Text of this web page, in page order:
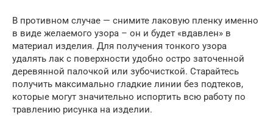
В противном случае — снимите лаковую пленку именно
в виде желаемого узора – он и будет «вдавлен» в
материал изделия. Для получения тонкого узора
удалять лак с поверхности удобно остро заточенной
деревянной палочкой или зубочисткой. Старайтесь
получить максимально гладкие линии без подтеков,
которые могут значительно испортить всю работу по
травлению рисунка на изделии.